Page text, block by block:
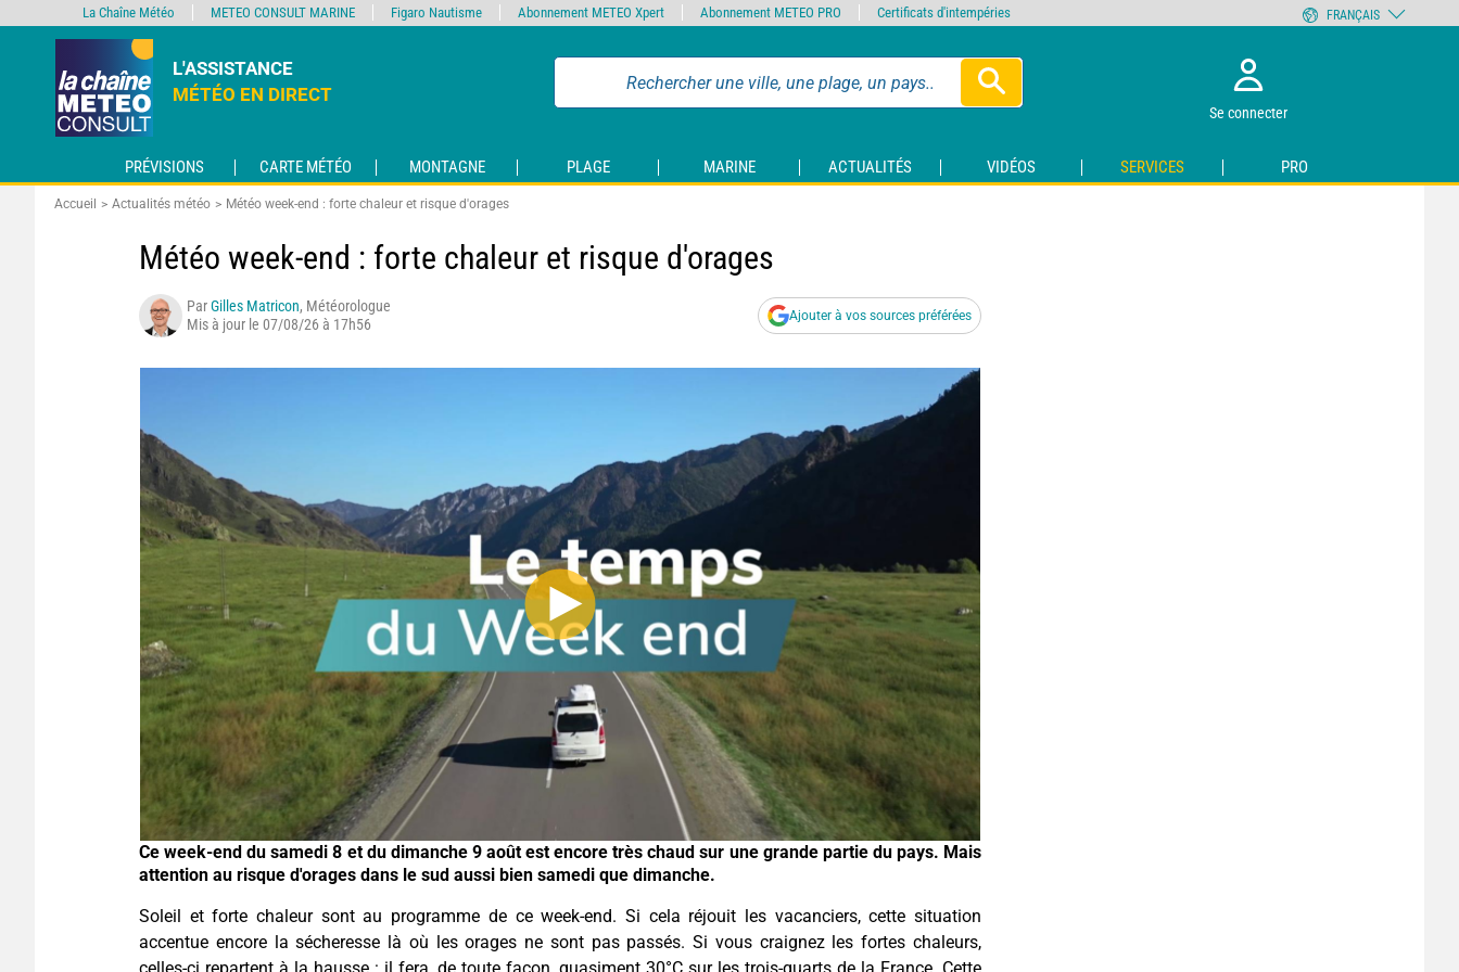
L'ASSISTANCE
MÉTÉO EN DIRECT
Se connecter
PRÉVISIONS CARTE MÉTÉO MONTAGNE PLAGE MARINE ACTUALITÉS VIDÉOS SERVICES PRO
Accueil Actualités météo Météo week-end : forte chaleur et risque d'orages
Météo week-end : forte chaleur et risque d'orages
ParGilles Matricon, Météorologue
Mis à jour le 07/08/26 à 17h56
Ajouter à vos sources préférées
Ce week-end du samedi 8 et du dimanche 9 août est encore très chaud sur une grande partie du pays. Mais
attention au risque d'orages dans le sud aussi bien samedi que dimanche.
Soleil et forte chaleur sont au programme de ce week-end. Si cela réjouit les vacanciers, cette situation
accentue encore la sécheresse là où les orages ne sont pas passés. Si vous craignez les fortes chaleurs,
La Chaîne Météo METEO CONSULT MARINE Figaro Nautisme Abonnement METEO Xpert Abonnement METEO PRO Certificats d'intempéries FRANÇAIS